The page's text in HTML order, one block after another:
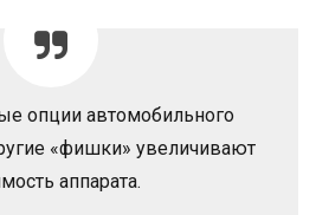
опции автомобильного
«фишки» увеличивают
аппарата.